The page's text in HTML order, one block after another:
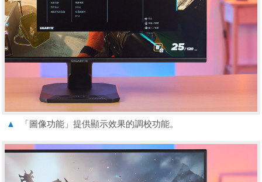
▲ 「圖像功能」提供顯示效果的調校功能。